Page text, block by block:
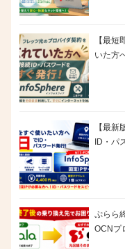
【最短
いた方
【最新
ID・パ
ぷらら
OCNプ